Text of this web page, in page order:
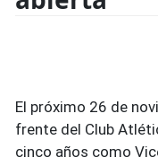
El próximo 26 de
frente del Club
cinco años como